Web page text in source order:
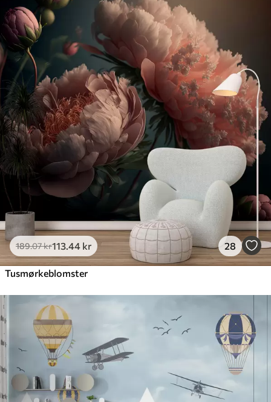
189.07kr113 .44 kr 28
Tusmørkeblomster